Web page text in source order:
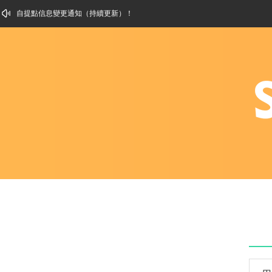
自提點信息變更通知（持續更新）！